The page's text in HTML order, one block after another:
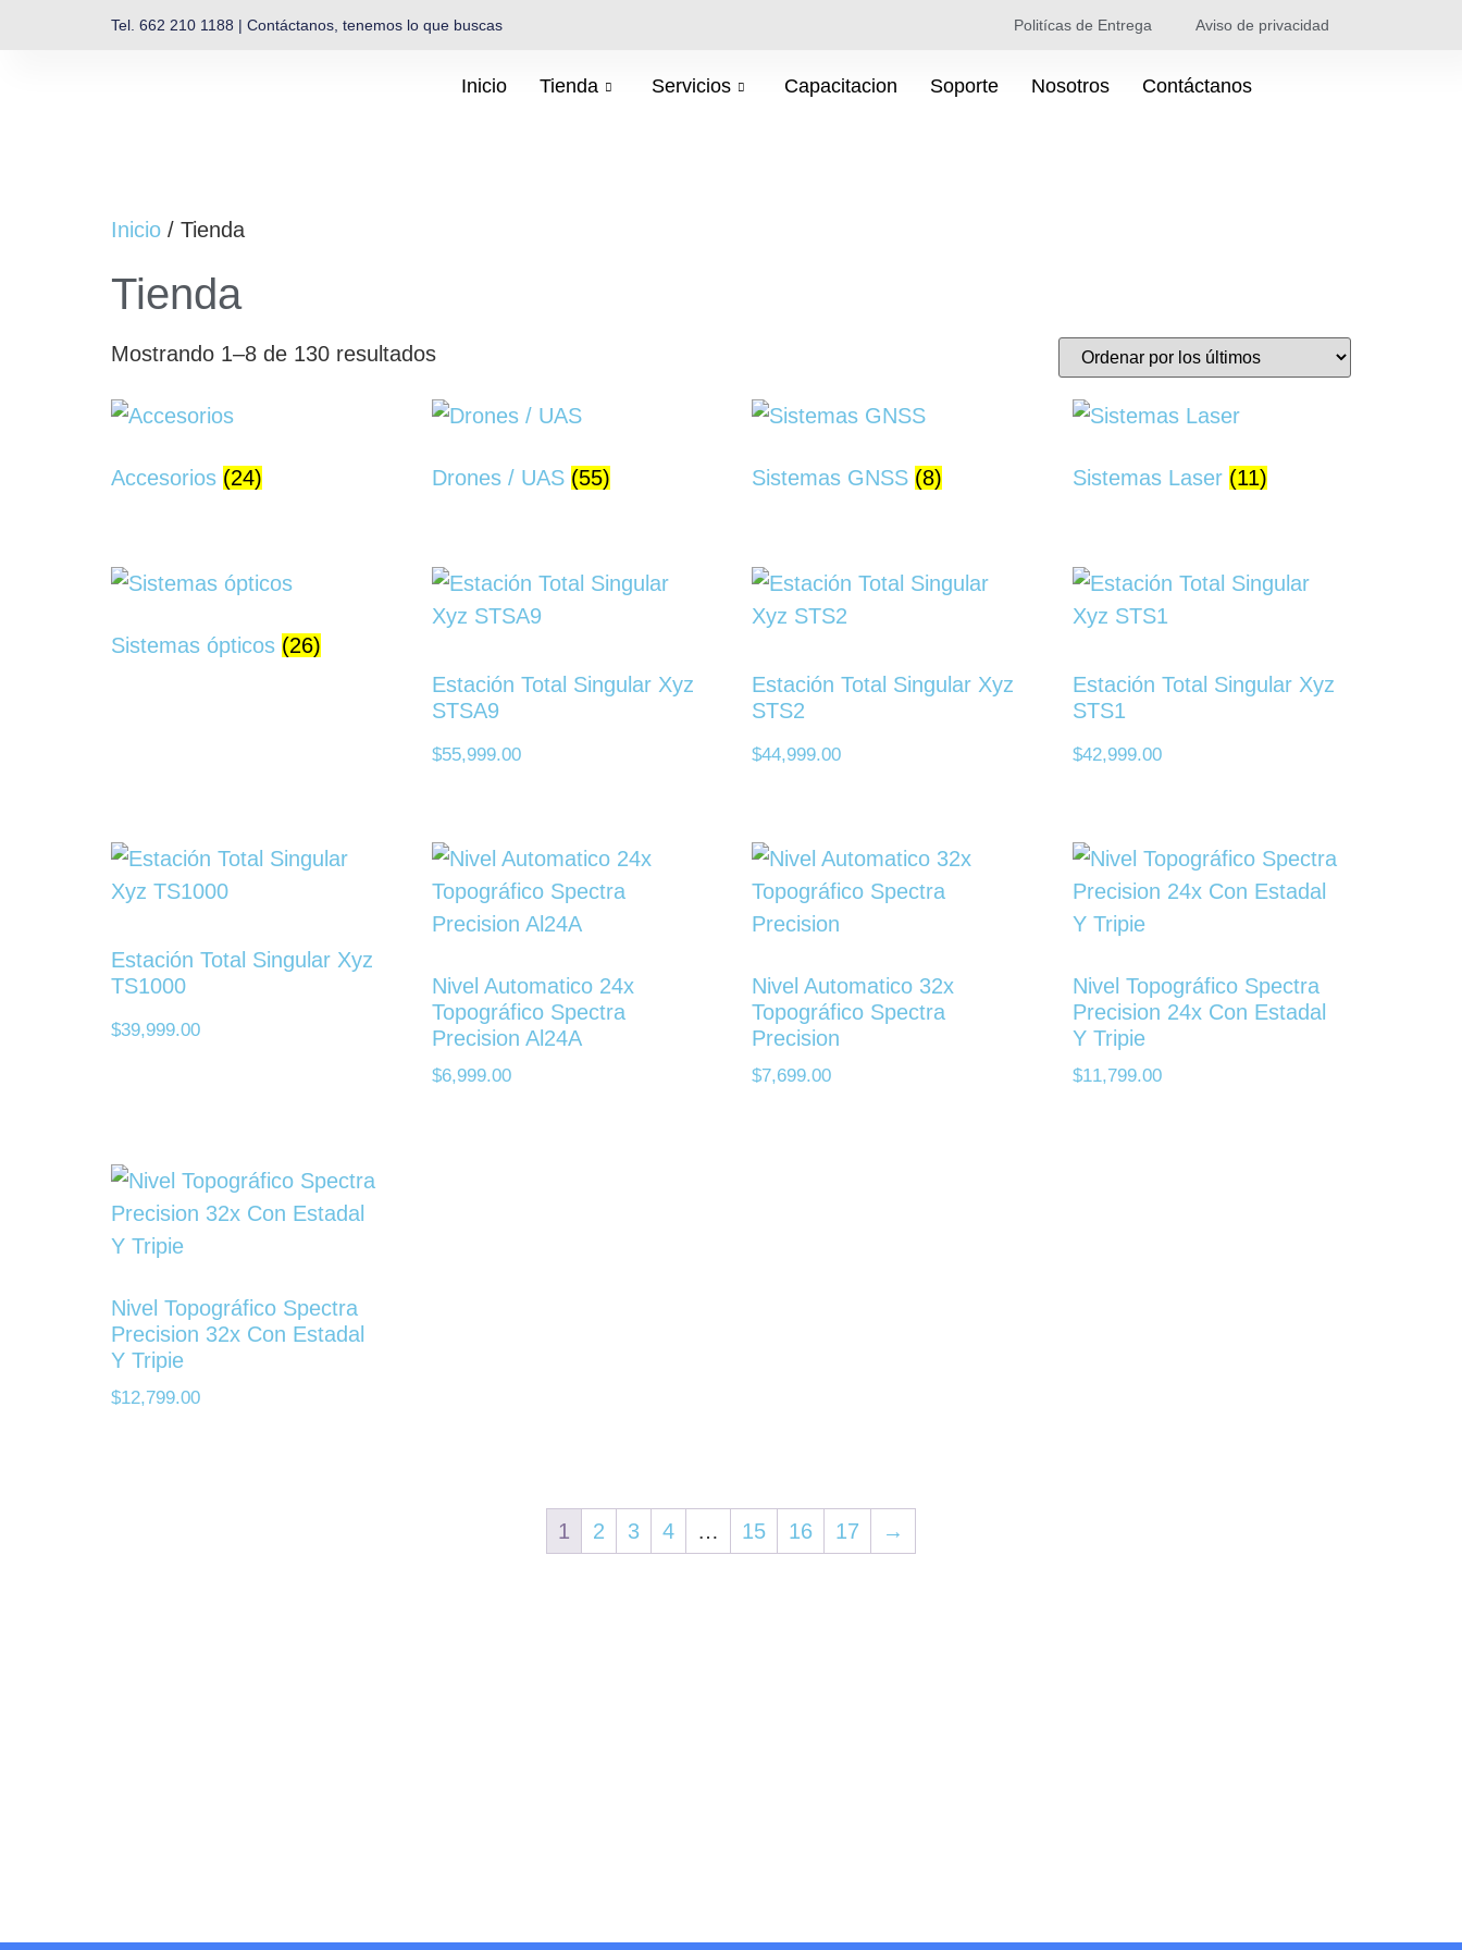
Tel. 662 210 1188 | Contáctanos, tenemos lo que buscas Politícas de Entrega Aviso de privacidad
Inicio Tienda Servicios Capacitacion Soporte Nosotros Contáctanos
Inicio / Tienda
Tienda
Mostrando 1–8 de 130 resultados
Accesorios (24) Drones / UAS (55) Sistemas GNSS (8) Sistemas Laser (11)
Sistemas ópticos (26)
Estación Total Singular Xyz
STSA9
$55,999.00
Estación Total Singular Xyz
STS2
$44,999.00
Estación Total Singular Xyz
STS1
$42,999.00
Estación Total Singular Xyz
TS1000
$39,999.00
Nivel Automatico 24x
Topográfico Spectra
Precision Al24A
$6,999.00
Nivel Automatico 32x
Topográfico Spectra
Precision
$7,699.00
Nivel Topográfico Spectra
Precision 24x Con Estadal
Y Tripie
$11,799.00
Nivel Topográfico Spectra
Precision 32x Con Estadal
Y Tripie
$12,799.00
1 2 3 4 … 15 16 17 →